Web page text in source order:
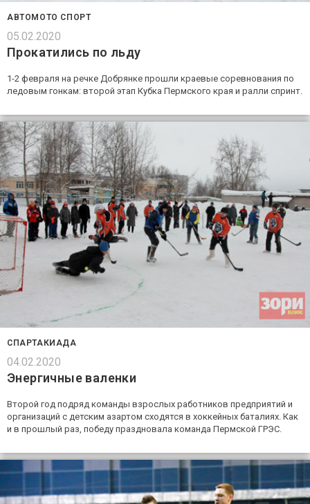
АВТОМОТО СПОРТ
05.02.2020
Прокатились по льду
1-2 февраля на речке Добрянке прошли краевые соревнования по
ледовым гонкам: второй этап Кубка Пермского края и ралли спринт.
СПАРТАКИАДА
04.02.2020
Энергичные валенки
Второй год подряд команды взрослых работников предприятий и
организаций с детским азартом сходятся в хоккейных баталиях. Как
и в прошлый раз, победу праздновала команда Пермской ГРЭС.